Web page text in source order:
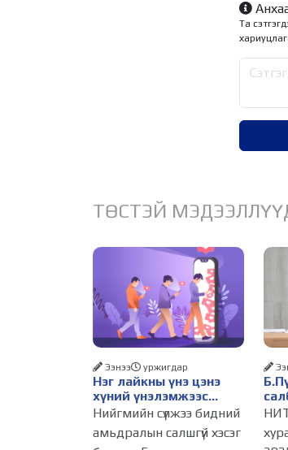
Та
ТӨСТЭЙ
Нэг лайкны үнэ цэнэ
хүний үнэлэмжээс
давах болсон уу?
Ээнээ уржигдар
Нийгмийн сүлжээ бидний
амьдралын салшгүй хэсэг